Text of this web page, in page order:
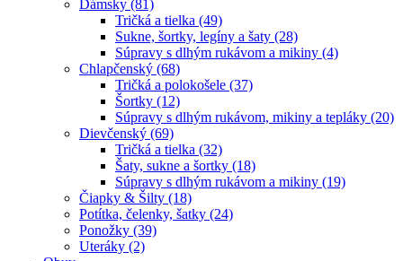
Dámsky (81)
Tričká a tielka (49)
Sukne, šortky, legíny a šaty (28)
Súpravy s dlhým rukávom a mikiny (4)
Chlapčenský (68)
Tričká a polokošele (37)
Šortky (12)
Súpravy s dlhým rukávom, mikiny a tepláky (20)
Dievčenský (69)
Tričká a tielka (32)
Šaty, sukne a šortky (18)
Súpravy s dlhým rukávom a mikiny (19)
Čiapky & Šilty (18)
Potítka, čelenky, šatky (24)
Ponožky (39)
Uteráky (2)